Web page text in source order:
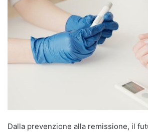
Dalla prevenzione alla remissione, il